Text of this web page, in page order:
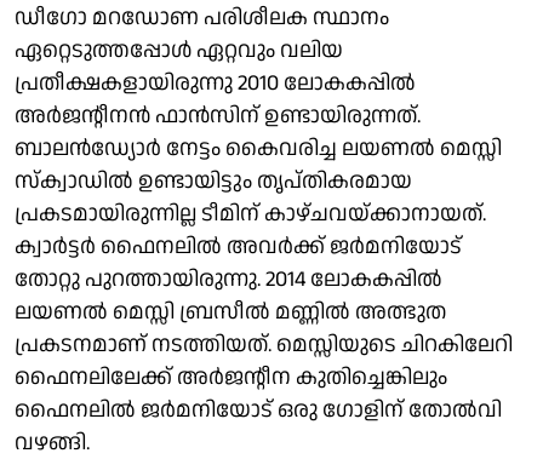
ഡീഗോ മറഡോണ പരിശീലക സ്ഥാനം
ഏറ്റെടുത്തപ്പോൾ ഏറ്റവും വലിയ
പ്രതീക്ഷകളായിരുന്നു 2010 ലോകകപ്പിൽ
അർജൻ്റീനൻ ഫാൻസിന് ഉണ്ടായിരുന്നത്.
ബാലൻഡ്യോർ നേട്ടം കൈവരിച്ച ലയണൽ മെസ്സി
സ്ക്വാഡിൽ ഉണ്ടായിട്ടും തൃപ്തികരമായ
പ്രകടമായിരുന്നില്ല ടീമിന് കാഴ്ചവയ്ക്കാനായത്.
ക്വാർട്ടർ ഫൈനലിൽ അവർക്ക് ജർമനിയോട്
തോറ്റു പുറത്തായിരുന്നു. 2014 ലോകകപ്പിൽ
ലയണൽ മെസ്സി ബ്രസീൽ മണ്ണിൽ അത്ഭുത
പ്രകടനമാണ് നടത്തിയത്. മെസ്സിയുടെ ചിറകിലേറി
ഫൈനലിലേക്ക് അർജൻ്റീന കുതിച്ചെങ്കിലും
ഫൈനലിൽ ജർമനിയോട് ഒരു ഗോളിന് തോൽവി
വഴങ്ങി.